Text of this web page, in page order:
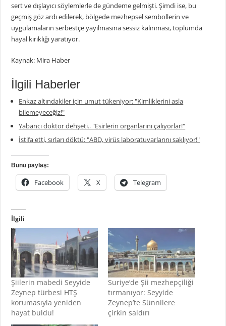
sert ve dışlayıcı söylemlerle de gündeme gelmişti. Şimdi ise, bu
geçmiş göz ardı edilerek, bölgede mezhepsel sembollerin ve
uygulamaların serbestçe yayılmasına sessiz kalınması, toplumda
hayal kırıklığı yaratıyor.
Kaynak: Mira Haber
İlgili Haberler
Enkaz altındakiler için umut tükeniyor: "Kimliklerini asla
bilemeyeceğiz!"
Yabancı doktor dehşeti.. "Esirlerin organlarını çalıyorlar!"
İstifa etti, sırları döktü: "ABD, virüs laboratuvarlarını saklıyor!"
Bunu paylaş:
Facebook X Telegram
İlgili
Şiilerin mabedi Seyyide
Zeynep türbesi HTŞ
korumasıyla yeniden
hayat buldu!
Suriye’de Şii mezhepçiliği
tırmanıyor: Seyyide
Zeynep’te Sünnilere
çirkin saldırı